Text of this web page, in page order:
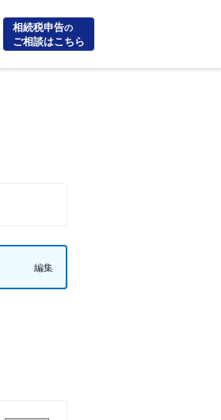
相続税申告の
ご相談はこちら
編集